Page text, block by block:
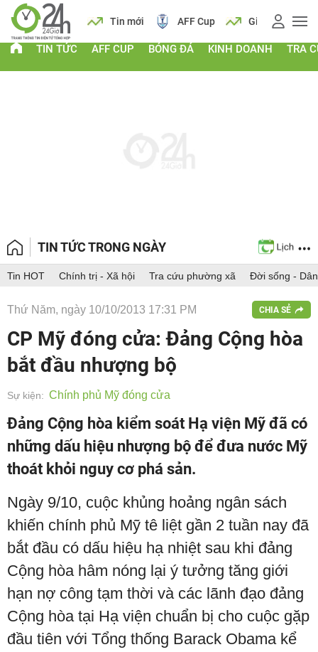
Lịch Tin mới AFF Cup Giá vàng
TIN TỨC AFF CUP BÓNG ĐÁ KINH DOANH TRA
TIN TỨC TRONG NGÀY
Tin HOT Chính trị - Xã hội Tra cứu phường xã Đời sống -
Thứ Năm, ngày 10/10/2013 17:31 PM CHIA SẺ
CP Mỹ đóng cửa: Đảng Cộng hòa
bắt đầu nhượng bộ
Sự kiện: Chính phủ Mỹ đóng cửa
Đảng Cộng hòa kiểm soát Hạ viện Mỹ đã có
những dấu hiệu nhượng bộ để đưa nước Mỹ
thoát khỏi nguy cơ phá sản.
Ngày 9/10, cuộc khủng hoảng ngân sách
khiến chính phủ Mỹ tê liệt gần 2 tuần nay đã
bắt đầu có dấu hiệu hạ nhiệt sau khi đảng
Cộng hòa hâm nóng lại ý tưởng tăng giới
hạn nợ công tạm thời và các lãnh đạo đảng
Cộng hòa tại Hạ viện chuẩn bị cho cuộc gặp
đầu tiên với Tổng thống Barack Obama kể